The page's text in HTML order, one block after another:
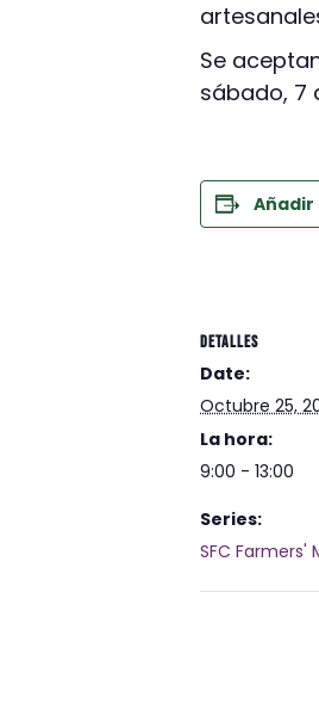
Se
sábado, 7
Añadir
DETALLES
Date:
Octubre 25,
La hora:
9:00 - 13:00
Series:
SFC